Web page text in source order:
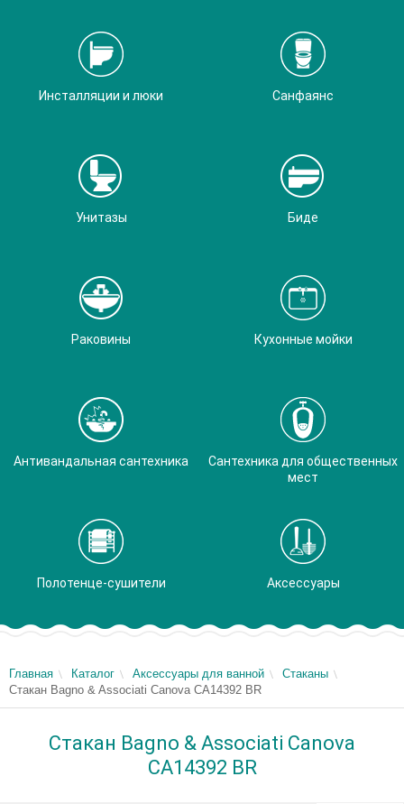
Инсталляции и люки Санфаянс
Унитазы Биде
Раковины Кухонные мойки
Антивандальная сантехника
Сантехника для общественных
мест
Полотенце-сушители Аксессуары
Главная Каталог Аксессуары для ванной
Стаканы
Стакан Bagno & Associati Canova CA14392 BR
Стакан Bagno & Associati Canova
CA14392 BR